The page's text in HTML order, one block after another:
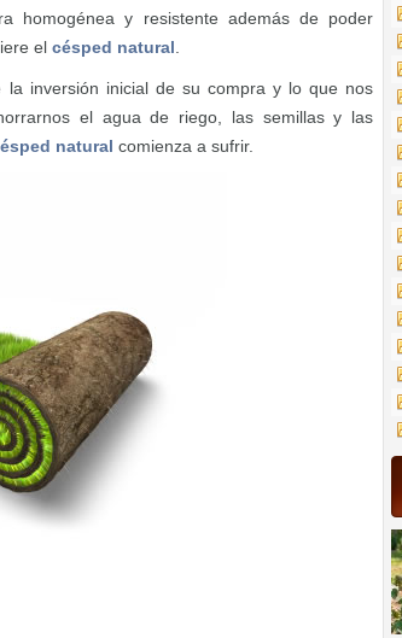
homogénea y resistente además de poder
el césped natural
inversión inicial de su compra y lo que nos
el agua de riego, las semillas y las
natural comienza a sufrir.